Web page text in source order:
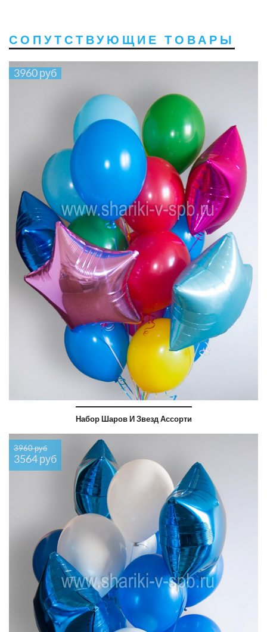
СОПУТСТВУЮЩИЕ ТОВАРЫ
3960 руб
Набор Шаров И Звезд Ассорти
3960 руб
3564 руб